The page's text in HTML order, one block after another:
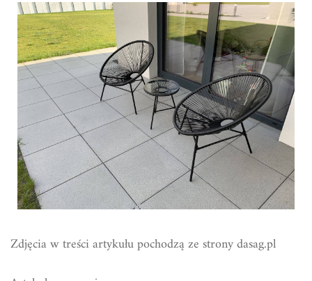
Zdjęcia w treści artykułu pochodzą ze strony dasag.pl